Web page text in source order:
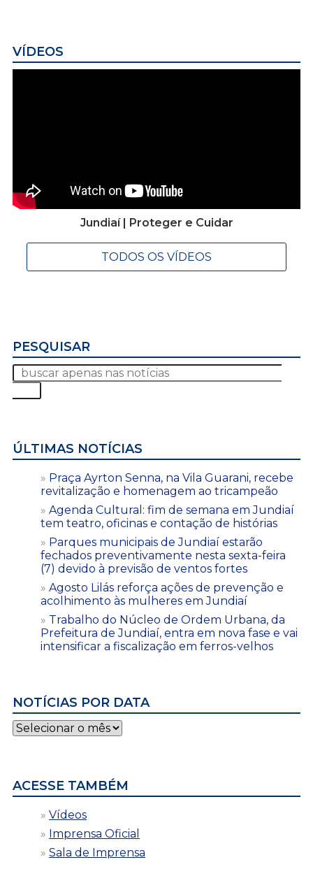
VÍDEOS
Jundiaí | Proteger e Cuidar
TODOS OS VÍDEOS
PESQUISAR
ÚLTIMAS NOTÍCIAS
Praça Ayrton Senna, na Vila Guarani, recebe
revitalização e homenagem ao tricampeão
Agenda Cultural: fim de semana em Jundiaí
tem teatro, oficinas e contação de histórias
Parques municipais de Jundiaí estarão
fechados preventivamente nesta sexta-feira
(7) devido à previsão de ventos fortes
Agosto Lilás reforça ações de prevenção e
acolhimento às mulheres em Jundiaí
Trabalho do Núcleo de Ordem Urbana, da
Prefeitura de Jundiaí, entra em nova fase e vai
intensificar a fiscalização em ferros-velhos
NOTÍCIAS POR DATA
Notícias
por
ACESSE TAMBÉM
Vídeos
Imprensa Oficial
Sala de Imprensa